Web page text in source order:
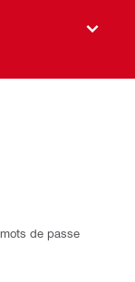
de passe